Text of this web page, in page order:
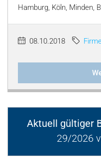
Hamburg, Köln, Minden,
08.10.2018
Aktuell gültiger
29/2026